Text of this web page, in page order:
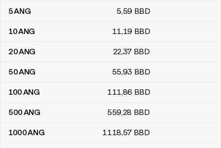
5ANG 5,59 BBD
10ANG 11,19 BBD
20ANG 22,37 BBD
50ANG 55,93 BBD
100ANG 111,86 BBD
500ANG 559,28 BBD
1000ANG 1118,57 BBD